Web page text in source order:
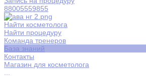
88005559855
Найти косметолога
Найти процедуру
Команда тренеров
База знаний
Контакты
Магазин для косметолога